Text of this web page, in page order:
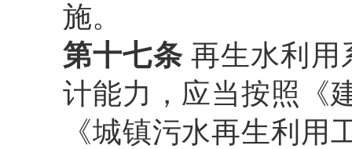
施。
第十七条 再生水利用
计能力，应当按照《
《城镇污水再生利用